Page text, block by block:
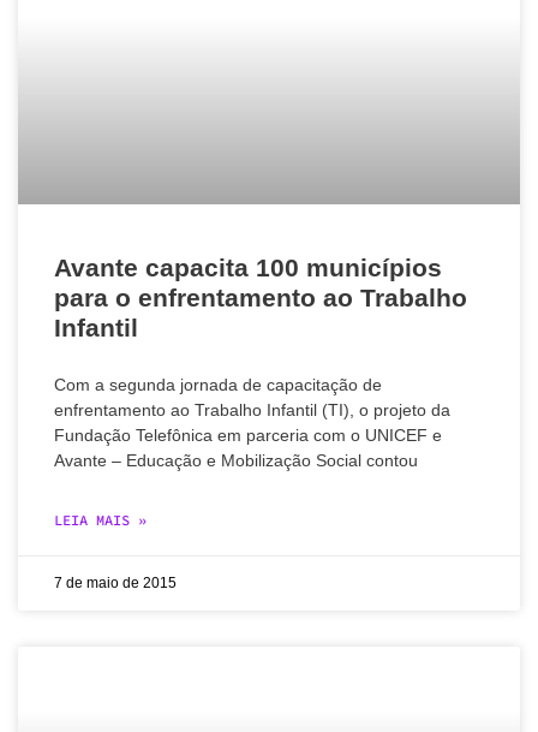
Avante capacita 100 municípios
para o enfrentamento ao Trabalho
Infantil
Com a segunda jornada de capacitação de
enfrentamento ao Trabalho Infantil (TI), o projeto da
Fundação Telefônica em parceria com o UNICEF e
Avante – Educação e Mobilização Social contou
LEIA MAIS »
7 de maio de 2015